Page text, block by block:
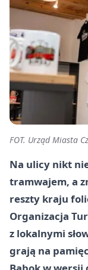
FOT. Urząd Miasta
Na ulicy nikt
tramwajem, a
reszty kraju
Organizacja
z lokalnymi
grają na